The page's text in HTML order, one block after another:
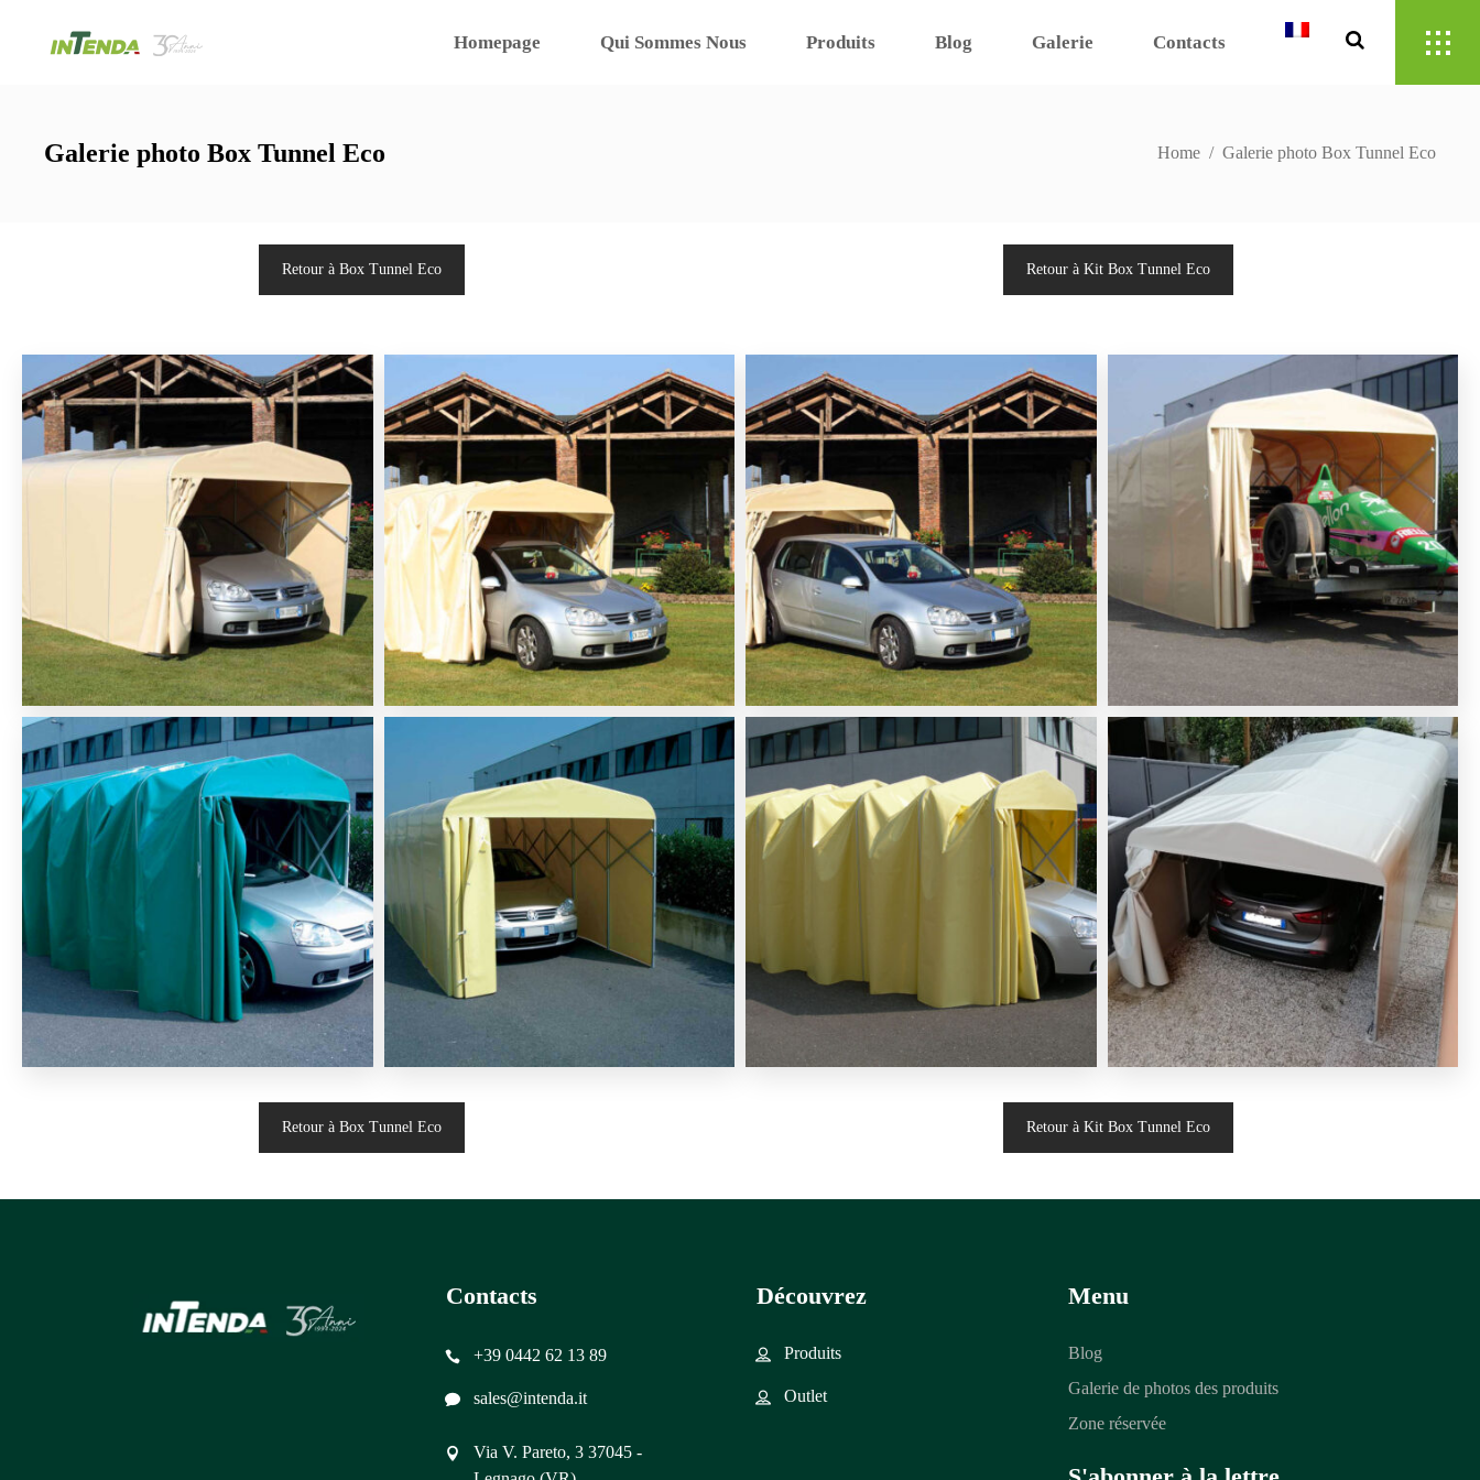
Homepage Qui Sommes Nous Produits Blog Galerie Contacts
Galerie photo Box Tunnel Eco Home / Galerie photo Box Tunnel Eco
Retour à Box Tunnel Eco Retour à Kit Box Tunnel Eco
Retour à Box Tunnel Eco Retour à Kit Box Tunnel Eco
Contacts
+39 0442 62 13 89
sales@intenda.it
Via V. Pareto, 3 37045 -
Découvrez
Produits
Outlet
Menu
Blog
Galerie de photos des produits
Zone réservée